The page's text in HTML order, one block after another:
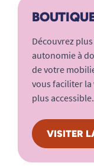
Découvrez
autonomie à
de votre
vous faciliter
plus accessible.
VISITER